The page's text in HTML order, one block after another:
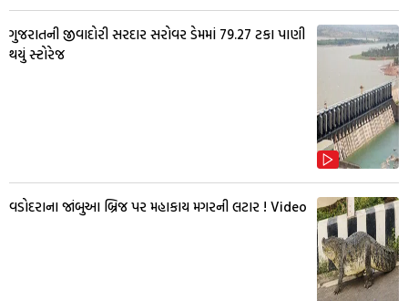
ગુજરાતની જીવાદોરી સરદાર સરોવર ડેમમાં 79.27 ટકા પાણી
થયું સ્ટોરેજ
વડોદરાના જાંબુઆ બ્રિજ પર મહાકાય મગરની લટાર ! Video